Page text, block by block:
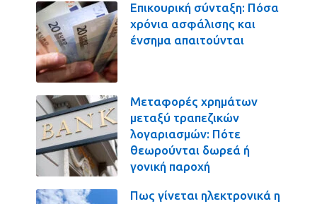
Επικουρική σύνταξη: Πόσα
χρόνια ασφάλισης και
ένσημα απαιτούνται
Μεταφορές χρημάτων
μεταξύ τραπεζικών
λογαριασμών: Πότε
θεωρούνται δωρεά ή
γονική παροχή
Πως γίνεται ηλεκτρονικά η